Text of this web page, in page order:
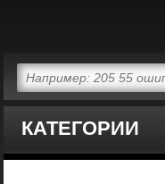
КАТЕГОРИИ